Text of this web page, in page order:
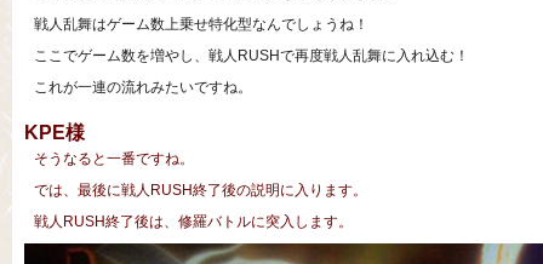
戦人乱舞はゲーム数上乗せ特化型なんでしょうね！
ここでゲーム数を増やし、戦人RUSHで再度戦人乱舞に入れ込む！
これが一連の流れみたいですね。
KPE様
そうなると一番ですね。
では、最後に戦人RUSH終了後の説明に入ります。
戦人RUSH終了後は、修羅バトルに突入します。